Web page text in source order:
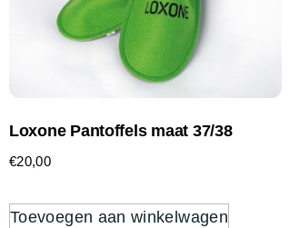
Loxone Pantoffels maat 37/38
€20,00
Toevoegen aan winkelwagen